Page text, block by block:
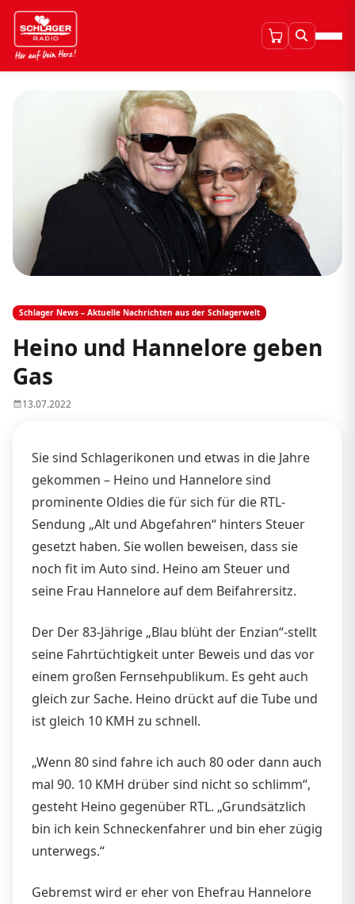
Schlager News – Aktuelle Nachrichten aus der Schlagerwelt
Heino und Hannelore geben
Gas
13.07.2022
Sie sind Schlagerikonen und etwas in die Jahre
gekommen – Heino und Hannelore sind
prominente Oldies die für sich für die RTL-
Sendung „Alt und Abgefahren“ hinters Steuer
gesetzt haben. Sie wollen beweisen, dass sie
noch fit im Auto sind. Heino am Steuer und
seine Frau Hannelore auf dem Beifahrersitz.
Der Der 83-Jährige „Blau blüht der Enzian“-stellt
seine Fahrtüchtigkeit unter Beweis und das vor
einem großen Fernsehpublikum. Es geht auch
gleich zur Sache. Heino drückt auf die Tube und
ist gleich 10 KMH zu schnell.
„Wenn 80 sind fahre ich auch 80 oder dann auch
mal 90. 10 KMH drüber sind nicht so schlimm“,
gesteht Heino gegenüber RTL. „Grundsätzlich
bin ich kein Schneckenfahrer und bin eher zügig
unterwegs.“
Gebremst wird er eher von Ehefrau Hannelore